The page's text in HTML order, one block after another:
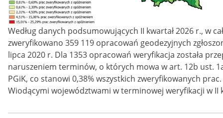
Według danych podsumowujących II kwartał 2026 r., w
zweryfikowano 359 119 opracowań geodezyjnych
lipca 2020 r. Dla 1353 opracowań weryfikacja została
naruszeniem terminów, o których mowa w art. 12b ust.
PGiK, co stanowi 0,38% wszystkich zweryfikowanych
Wiodącymi województwami w terminowej weryfikacji w II